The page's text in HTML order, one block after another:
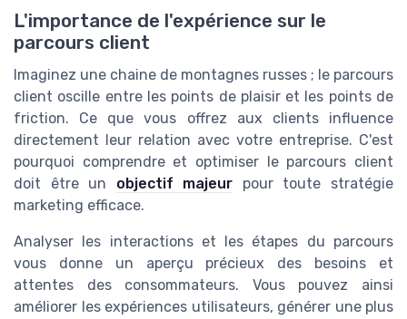
L'importance de l'expérience sur le
parcours client
Imaginez une chaine de montagnes russes ; le parcours
client oscille entre les points de plaisir et les points de
friction. Ce que vous offrez aux clients influence
directement leur relation avec votre entreprise. C'est
pourquoi comprendre et optimiser le parcours client
doit être un objectif majeur pour toute stratégie
marketing efficace.
Analyser les interactions et les étapes du parcours
vous donne un aperçu précieux des besoins et
attentes des consommateurs. Vous pouvez ainsi
améliorer les expériences utilisateurs, générer une plus